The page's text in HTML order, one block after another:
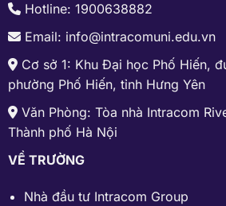
Hotline: 1900638882
Email: info@intracomuni.edu.vn
Cơ sở 1: Khu Đại học Phố Hiến,
phường Phố Hiến, tỉnh Hưng Yên
Văn Phòng: Tòa nhà Intracom
Thành phố Hà Nội
VỀ TRƯỜNG
Nhà đầu tư Intracom Group